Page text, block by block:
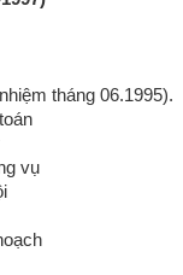
tháng 06.1995).
vụ